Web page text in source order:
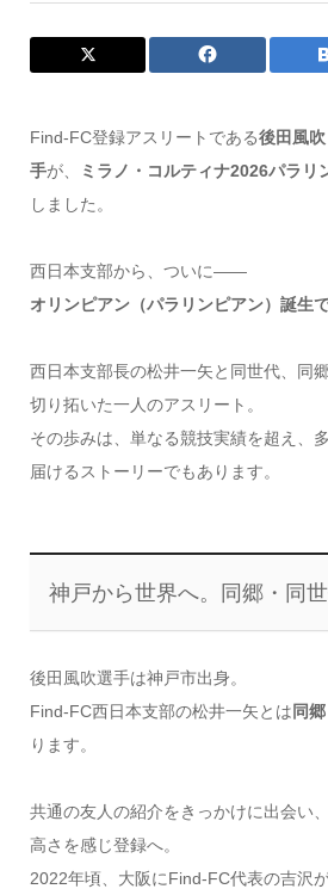
Find-FC登録アスリートである後田風
手が、 ミラノ・コルティナ2026パラリ
しました。
西日本支部から、ついに――
オリンピアン（パラリンピアン）誕生で
西日本支部長の松井一矢と同世代、同
切り拓いた一人のアスリート。
その歩みは、単なる競技実績を超え、
届けるストーリーでもあります。
神戸から世界へ。同郷・同
後田風吹選手は神戸市出身。
Find-FC西日本支部の松井一矢とは同
ります。
共通の友人の紹介をきっかけに出会い
高さを感じ登録へ。
2022年頃、大阪にFind-FC代表の吉沢